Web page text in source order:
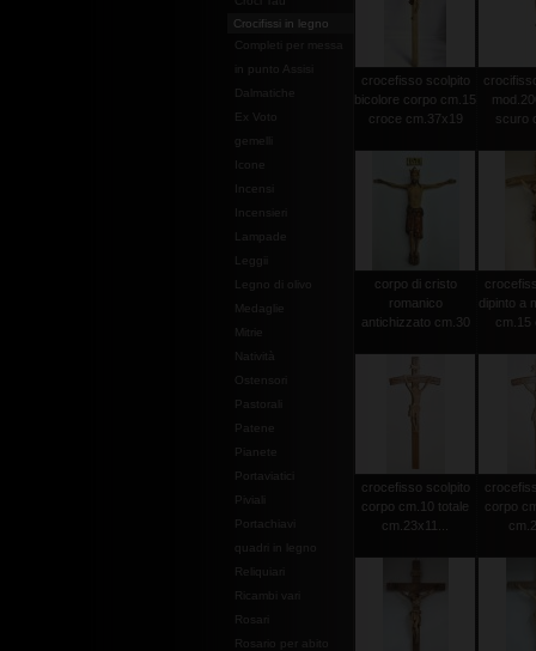
Crocifissi in legno
Completi per messa
in punto Assisi
Dalmatiche
Ex Voto
gemelli
Leggii
Legno di olivo
Medaglie
Mitrie
Natività
Ostensori
Pastorali
Patene
Pianete
Portaviatici
Piviali
Portachiavi
quadri in legno
Reliquiari
Ricambi vari
Rosari
Rosario per abito
crocefisso scolpito
bicolore corpo cm.15
croce cm.37x19
scuro
corpo di cristo
romanico
antichizzato cm.30
dipinto a
cm.15
crocefisso scolpito
corpo cm.10 totale
cm.23x11...
corpo